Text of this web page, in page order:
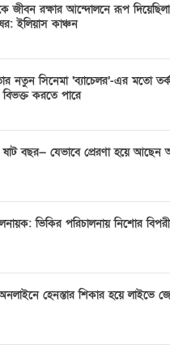
জীবন রক্ষার আন্দোলনে রূপ
ইলিয়াস কাঞ্চন
নতুন সিনেমা ‘ব্যাচেলর’-এর মতো
করতে পারে
বছর— যেভাবে প্রেরণা হয়ে আছেন
ভিকির পরিচালনায় নিশোর
হেনস্তার শিকার হয়ে লাইভে